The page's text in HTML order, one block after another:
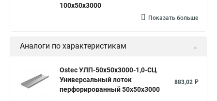
100х50х3000
Показать больше
Аналоги по характеристикам
Ostec УЛП-50х50х3000-1,0-СЦ
Универсальный лоток
перфорированный 50х50х3000
883,02 ₽